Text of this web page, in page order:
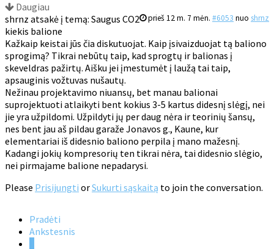
Daugiau
prieš 12 m. 7 mėn. #6053 nuo shrnz
shrnz atsakė į temą: Saugus CO2
kiekis balione
Kažkaip keistai jūs čia diskutuojat. Kaip įsivaizduojat tą baliono
sprogimą? Tikrai nebūtų taip, kad sprogtų ir balionas į
skeveldras pažirtų. Aišku jei įmestumėt į laužą tai taip,
apsauginis vožtuvas nušautų.
Nežinau projektavimo niuansų, bet manau balionai
suprojektuoti atlaikyti bent kokius 3-5 kartus didesnį slėgį, nei
jie yra užpildomi. Užpildyti jų per daug nėra ir teorinių šansų,
nes bent jau aš pildau garaže Jonavos g., Kaune, kur
elementariai iš didesnio baliono perpila į mano mažesnį.
Kadangi jokių kompresorių ten tikrai nėra, tai didesnio slėgio,
nei pirmajame balione nepadarysi.
Please Prisijungti orSukurti sąskaitą to join the conversation.
Pradėti
Ankstesnis